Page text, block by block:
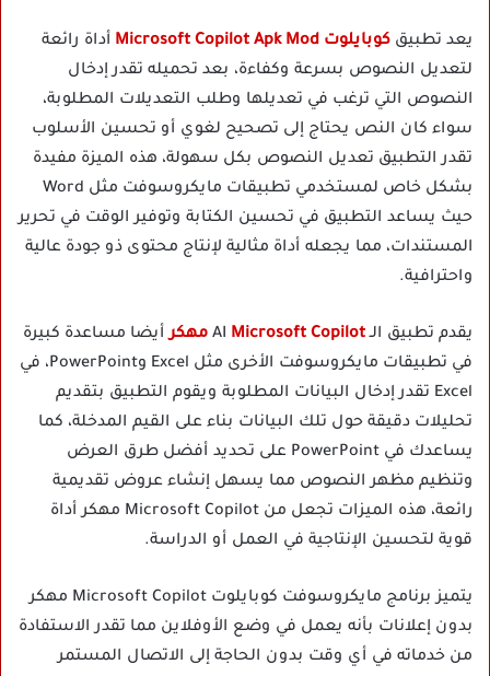
يعد تطبيق كوبايلوت Microsoft Copilot Apk Mod أداة رائعة
لتعديل النصوص بسرعة وكفاءة، بعد تحميله تقدر إدخال
النصوص التي ترغب في تعديلها وطلب التعديلات المطلوبة،
سواء كان النص يحتاج إلى تصحيح لغوي أو تحسين الأسلوب
تقدر التطبيق تعديل النصوص بكل سهولة، هذه الميزة مفيدة
بشكل خاص لمستخدمي تطبيقات مايكروسوفت مثل Word
حيث يساعد التطبيق في تحسين الكتابة وتوفير الوقت في تحرير
المستندات، مما يجعله أداة مثالية لإنتاج محتوى ذو جودة عالية
واحترافية.
يقدم تطبيق الـ AIMicrosoft Copilot مهكر
أيضا مساعدة كبيرة
في تطبيقات مايكروسوفت الأخرى مثل Excel وPowerPoint، في
Excel تقدر إدخال البيانات المطلوبة ويقوم التطبيق بتقديم
تحليلات دقيقة حول تلك البيانات بناء على القيم المدخلة، كما
يساعدك في PowerPoint على تحديد أفضل طرق العرض
وتنظيم مظهر النصوص مما يسهل إنشاء عروض تقديمية
رائعة، هذه الميزات تجعل من Microsoft Copilot مهكر أداة
قوية لتحسين الإنتاجية في العمل أو الدراسة.
يتميز برنامج مايكروسوفت كوبايلوت Microsoft Copilot مهكر
بدون إعلانات بأنه يعمل في وضع الأوفلاين مما تقدر الاستفادة
من خدماته في أي وقت بدون الحاجة إلى الاتصال المستمر